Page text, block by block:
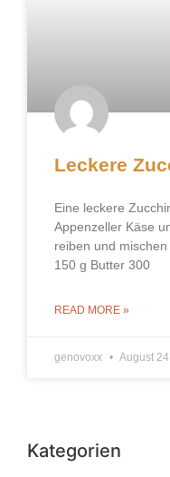
Leckere
Eine leckere
Appenzeller Käse
reiben und
150 g Butter 300
READ MORE »
genovoxx August
Kategorien